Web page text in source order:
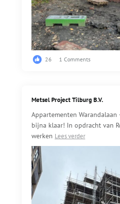
26 1 Comments
Metsel Project Tilburg B.V.️
Appartementen
bijna klaar! In opdracht van
werken Lees verder